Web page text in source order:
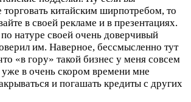
торговать китайским ширпотребом, то
в своей рекламе и в презентациях.
натуре своей очень доверчивый
им. Наверное, бессмысленно тут
«в гору» такой бизнес у меня совсем
в очень скором времени мне
и погашать кредиты с других